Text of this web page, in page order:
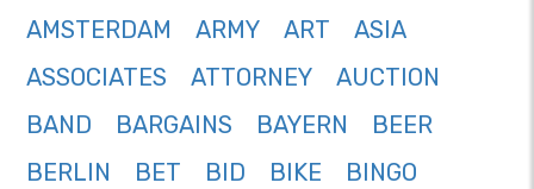
AMSTERDAM
ARMY ART
ASIA
ASSOCIATES
ATTORNEY
AUCTION
BAND
BARGAINS BAYERN
BEER
BERLIN
BET BID BIKE
BINGO